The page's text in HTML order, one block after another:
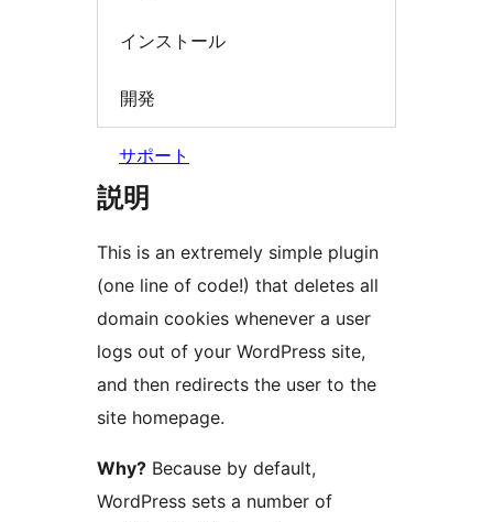
インストール
開発
サポート
説明
This is an extremely simple plugin
(one line of code!) that deletes all
domain cookies whenever a user
logs out of your WordPress site,
and then redirects the user to the
site homepage.
Why? Because by default,
WordPress sets a number of